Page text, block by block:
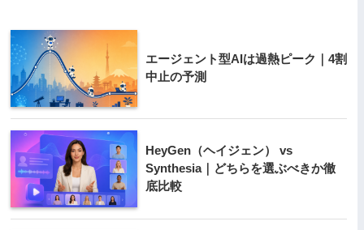
エージェント型AIは過熱ピーク｜4割
中止の予測
HeyGen（ヘイジェン） vs
Synthesia｜どちらを選ぶべきか徹
底比較